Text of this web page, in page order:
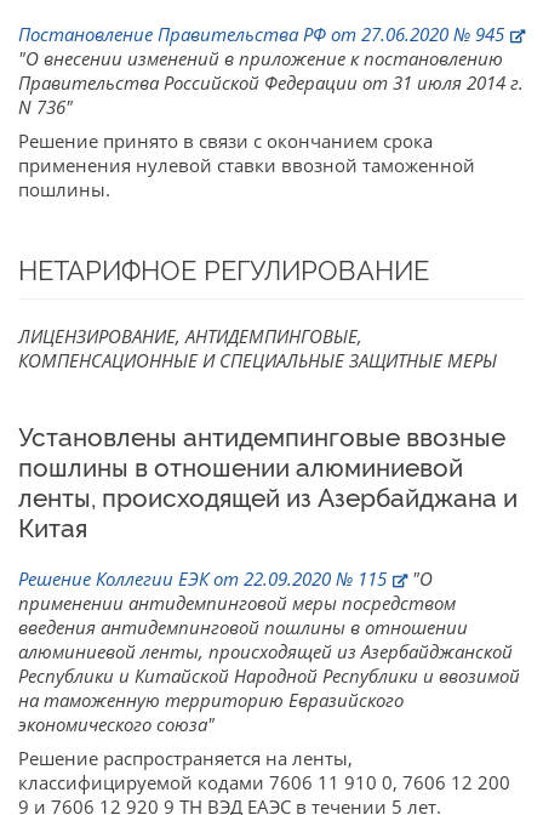
Постановление Правительства РФ от 27.06.2020 № 945
"О внесении изменений в приложение к постановлению
Правительства Российской Федерации от 31 июля 2014 г.
N 736"
Решение принято в связи с окончанием срока
применения нулевой ставки ввозной таможенной
пошлины.
НЕТАРИФНОЕ РЕГУЛИРОВАНИЕ
ЛИЦЕНЗИРОВАНИЕ, АНТИДЕМПИНГОВЫЕ,
КОМПЕНСАЦИОННЫЕ И СПЕЦИАЛЬНЫЕ ЗАЩИТНЫЕ МЕРЫ
Установлены антидемпинговые ввозные
пошлины в отношении алюминиевой
ленты, происходящей из Азербайджана и
Китая
Решение Коллегии ЕЭК от 22.09.2020 № 115
"О
применении антидемпинговой меры посредством
введения антидемпинговой пошлины в отношении
алюминиевой ленты, происходящей из Азербайджанской
Республики и Китайской Народной Республики и ввозимой
на таможенную территорию Евразийского
экономического союза"
Решение распространяется на ленты,
классифицируемой кодами 7606 11 910 0, 7606 12 200
9 и 7606 12 920 9 ТН ВЭД ЕАЭС в течении 5 лет.